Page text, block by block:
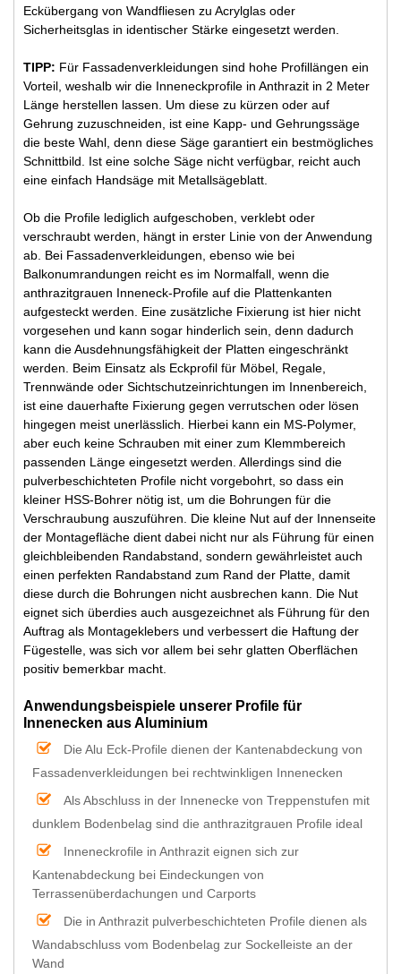
Eckübergang von Wandfliesen zu Acrylglas oder
Sicherheitsglas in identischer Stärke eingesetzt werden.
TIPP: Für Fassadenverkleidungen sind hohe Profillängen ein
Vorteil, weshalb wir die Inneneckprofile in Anthrazit in 2 Meter
Länge herstellen lassen. Um diese zu kürzen oder auf
Gehrung zuzuschneiden, ist eine Kapp- und Gehrungssäge
die beste Wahl, denn diese Säge garantiert ein bestmögliches
Schnittbild. Ist eine solche Säge nicht verfügbar, reicht auch
eine einfach Handsäge mit Metallsägeblatt.
Ob die Profile lediglich aufgeschoben, verklebt oder
verschraubt werden, hängt in erster Linie von der Anwendung
ab. Bei Fassadenverkleidungen, ebenso wie bei
Balkonumrandungen reicht es im Normalfall, wenn die
anthrazitgrauen Inneneck-Profile auf die Plattenkanten
aufgesteckt werden. Eine zusätzliche Fixierung ist hier nicht
vorgesehen und kann sogar hinderlich sein, denn dadurch
kann die Ausdehnungsfähigkeit der Platten eingeschränkt
werden. Beim Einsatz als Eckprofil für Möbel, Regale,
Trennwände oder Sichtschutzeinrichtungen im Innenbereich,
ist eine dauerhafte Fixierung gegen verrutschen oder lösen
hingegen meist unerlässlich. Hierbei kann ein MS-Polymer,
aber euch keine Schrauben mit einer zum Klemmbereich
passenden Länge eingesetzt werden. Allerdings sind die
pulverbeschichteten Profile nicht vorgebohrt, so dass ein
kleiner HSS-Bohrer nötig ist, um die Bohrungen für die
Verschraubung auszuführen. Die kleine Nut auf der Innenseite
der Montagefläche dient dabei nicht nur als Führung für einen
gleichbleibenden Randabstand, sondern gewährleistet auch
einen perfekten Randabstand zum Rand der Platte, damit
diese durch die Bohrungen nicht ausbrechen kann. Die Nut
eignet sich überdies auch ausgezeichnet als Führung für den
Auftrag als Montageklebers und verbessert die Haftung der
Fügestelle, was sich vor allem bei sehr glatten Oberflächen
positiv bemerkbar macht.
Anwendungsbeispiele unserer Profile für
Innenecken aus Aluminium
Die Alu Eck-Profile dienen der Kantenabdeckung von
Fassadenverkleidungen bei rechtwinkligen Innenecken
Als Abschluss in der Innenecke von Treppenstufen mit
dunklem Bodenbelag sind die anthrazitgrauen Profile ideal
Inneneckrofile in Anthrazit eignen sich zur
Kantenabdeckung bei Eindeckungen von
Terrassenüberdachungen und Carports
Die in Anthrazit pulverbeschichteten Profile dienen als
Wandabschluss vom Bodenbelag zur Sockelleiste an der
Wand